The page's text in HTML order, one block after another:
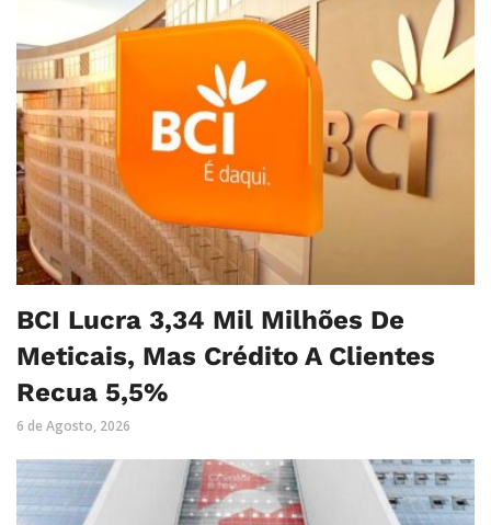
BCI Lucra 3,34 Mil Milhões De
Meticais, Mas Crédito A Clientes
Recua 5,5%
6 de Agosto, 2026